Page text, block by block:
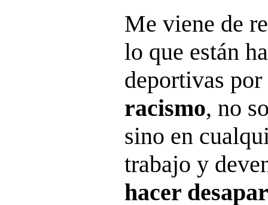
Me viene de
lo que están
deportivas por
racismo, no
sino en
trabajo y
hacer